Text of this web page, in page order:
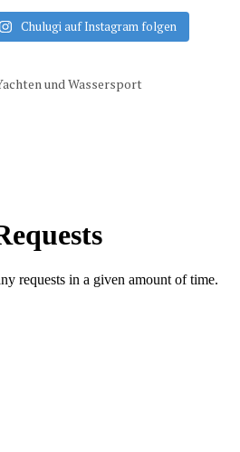
Chulugi auf Instagram folgen
und Wassersport